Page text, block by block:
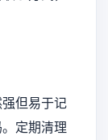
但易于记
定期清理